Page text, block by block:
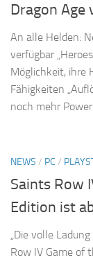
Dragon Age
An alle Helden:
verfügbar
Möglichkeit, ihre
Fähigkeiten
noch mehr
NEWS / PC /
Saints Row
Edition ist
„Die volle
Row IV Game of